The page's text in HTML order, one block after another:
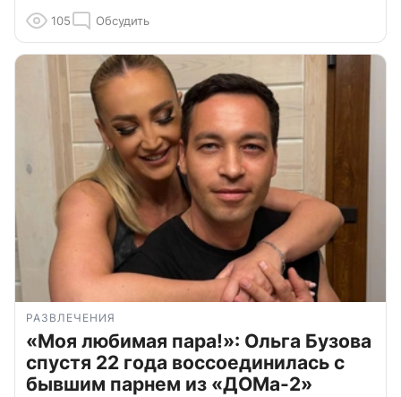
105 Обсудить
РАЗВЛЕЧЕНИЯ
«Моя любимая пара!»: Ольга Бузова
спустя 22 года воссоединилась с
бывшим парнем из «ДОМа-2»